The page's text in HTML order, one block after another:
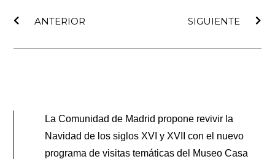
ANTERIOR
SIGUIENTE
La Comunidad de Madrid propone revivir la
Navidad de los siglos XVI y XVII con el nuevo
programa de visitas temáticas del Museo Casa